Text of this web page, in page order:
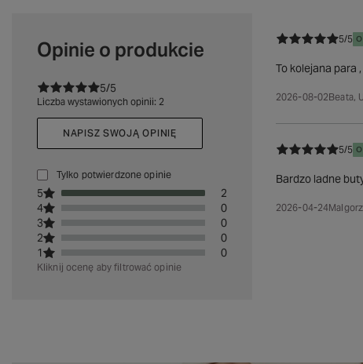
Opinie o produkcie
5/5
Liczba wystawionych opinii: 2
NAPISZ SWOJĄ OPINIĘ
Tylko potwierdzone opinie
5
2
4
0
3
0
2
0
1
0
Kliknij ocenę aby filtrować opinie
5/5
To kolejana para
2026-08-02Beata,
5/5
Bardzo ladne
2026-04-24